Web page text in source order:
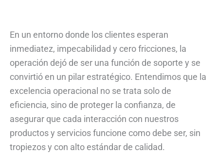
En un entorno donde los clientes esperan
inmediatez, impecabilidad y cero fricciones, la
operación dejó de ser una función de soporte y se
convirtió en un pilar estratégico. Entendimos que la
excelencia operacional no se trata solo de
eficiencia, sino de proteger la confianza, de
asegurar que cada interacción con nuestros
productos y servicios funcione como debe ser, sin
tropiezos y con alto estándar de calidad.